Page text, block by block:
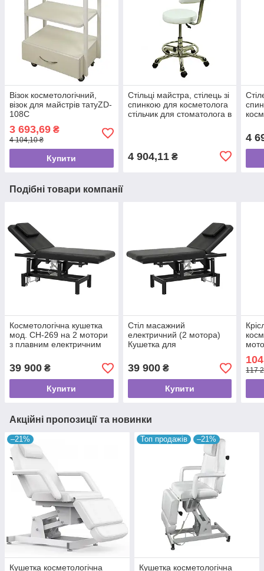
Візок косметологічний,
візок для майстрів татуZD-
108C
3 693,69 ₴
4 104,10 ₴
Купити
Стільці майстра, стілець зі
спинкою для косметолога
стільчик для стоматолога в
4 904,11₴
4
Подібні товари компанії
Косметологічна кушетка
мод. CH-269 на 2 мотори
з плавним електричним
масажного салону
39 900 ₴
Купити
Стіл масажний
електричний (2 мотора)
Кушетка для
мод. СН-269
39 900₴
Купити
117
Акційні пропозиції та новинки
–21%
Кушетка косметологічна
Топ продажів –21%
Кушетка косметологічна